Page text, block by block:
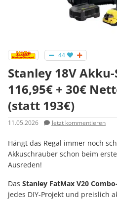
44
Stanley 18V
116,95€ + 30€
(statt 193€)
11.05.2026 Jetzt kommentieren
Hängt das Regal immer noch
Akkuschrauber schon beim
Ausreden!
Das Stanley FatMax V20
jedes DIY-Projekt und preislich